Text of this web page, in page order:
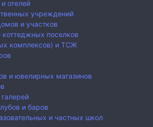
отелей
учреждений
и участков
поселков
комплексов) и ТСЖ
и ювелирных магазинов
и баров
и частных школ